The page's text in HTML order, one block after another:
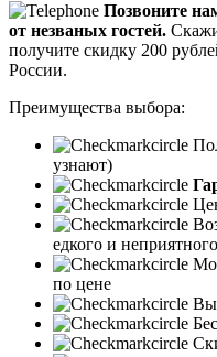
Позвоните
от незваных гостей.
получите скидку 200
России.
Преимущества выбора:
узнают)
едкого и
по цене